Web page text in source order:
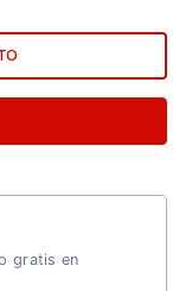
gratis en